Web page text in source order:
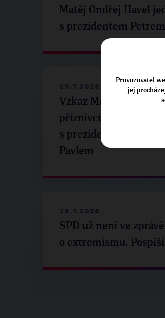
Matěj Ondřej Havel
s prezidentem
29.7.2026
Vzkaz Matěje
příznivcům po setkání
s prezidentem
Pavlem
29.7.2026
SPD už není ve zprávě
o extremismu.
Provozovatel
jej